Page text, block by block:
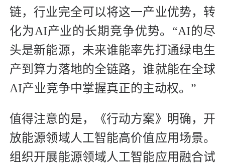
链，行业完全可以将这一产业优势，转
化为AI产业的长期竞争优势。“AI的尽
头是新能源，未来谁能率先打通绿电生
产到算力落地的全链路，谁就能在全球
AI产业竞争中掌握真正的主动权。”
值得注意的是，《行动方案》明确，开
放能源领域人工智能高价值应用场景。
组织开展能源领域人工智能应用融合试